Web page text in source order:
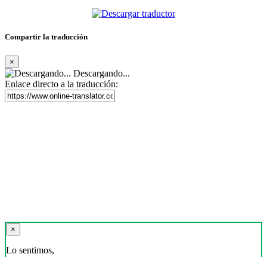
Compartir la traducción
×
Descargando...
Enlace directo a la traducción:
×
Lo sentimos,